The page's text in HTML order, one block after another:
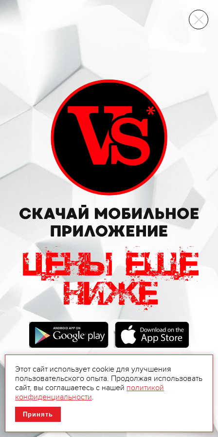
ВИННЫЙ СКЛАД
Этот сайт использует cookie для улучшения
пользовательского опыта. Продолжая использовать
сайт, вы соглашаетесь с нашей политикой
конфиденциальности.
Принять